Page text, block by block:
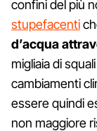
confini del più
stupefacenti
d’acqua
migliaia di
cambiamenti
essere quindi
non maggiore